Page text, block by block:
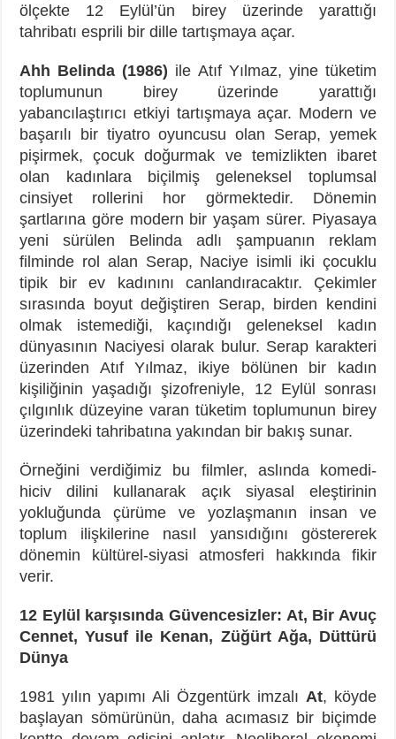
ölçekte 12 Eylül’ün birey üzerinde yarattığı
tahribatı esprili bir dille tartışmaya açar.
Ahh Belinda (1986) ile Atıf Yılmaz, yine tüketim
toplumunun birey üzerinde yarattığı
yabancılaştırıcı etkiyi tartışmaya açar. Modern ve
başarılı bir tiyatro oyuncusu olan Serap, yemek
pişirmek, çocuk doğurmak ve temizlikten ibaret
olan kadınlara biçilmiş geleneksel toplumsal
cinsiyet rollerini hor görmektedir. Dönemin
şartlarına göre modern bir yaşam sürer. Piyasaya
yeni sürülen Belinda adlı şampuanın reklam
filminde rol alan Serap, Naciye isimli iki çocuklu
tipik bir ev kadınını canlandıracaktır. Çekimler
sırasında boyut değiştiren Serap, birden kendini
olmak istemediği, kaçındığı geleneksel kadın
dünyasının Naciyesi olarak bulur. Serap karakteri
üzerinden Atıf Yılmaz, ikiye bölünen bir kadın
kişiliğinin yaşadığı şizofreniyle, 12 Eylül sonrası
çılgınlık düzeyine varan tüketim toplumunun birey
üzerindeki tahribatına yakından bir bakış sunar.
Örneğini verdiğimiz bu filmler, aslında komedi-
hiciv dilini kullanarak açık siyasal eleştirinin
yokluğunda çürüme ve yozlaşmanın insan ve
toplum ilişkilerine nasıl yansıdığını göstererek
dönemin kültürel-siyasi atmosferi hakkında fikir
verir.
12 Eylül karşısında Güvencesizler: At, Bir Avuç
Cennet, Yusuf ile Kenan, Züğürt Ağa, Düttürü
Dünya
1981 yılın yapımı Ali Özgentürk imzalı At, köyde
başlayan sömürünün, daha acımasız bir biçimde